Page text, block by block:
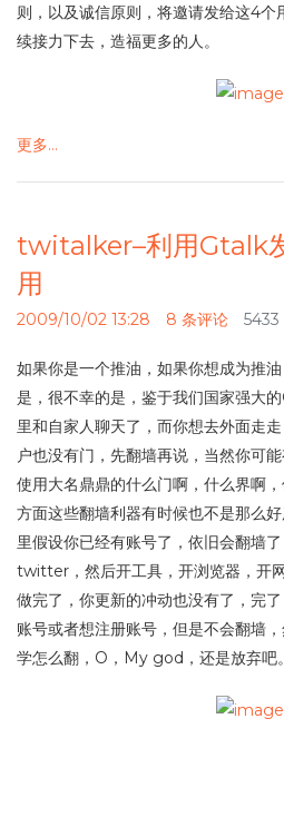
则，以及诚信原则，将邀请发给这4
续接力下去，造福更多的人。
更多…
twitalker–利用Gtalk
用
2009/10/02 13:28 8 条评论 5433
如果你是一个推油，如果你想成为推
是，很不幸的是，鉴于我们国家强大
里和自家人聊天了，而你想去外面走
户也没有门，先翻墙再说，当然你可
使用大名鼎鼎的什么门啊，什么界啊
方面这些翻墙利器有时候也不是那么
里假设你已经有账号了，依旧会翻墙
twitter，然后开工具，开浏览器，开
做完了，你更新的冲动也没有了，完
账号或者想注册账号，但是不会翻墙
学怎么翻，O，My god，还是放弃吧。